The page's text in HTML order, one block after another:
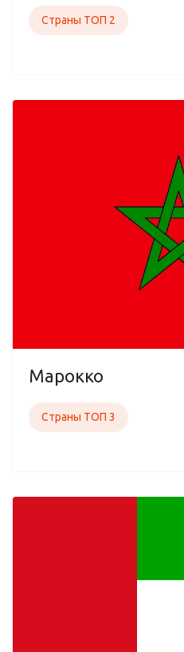
Страны ТОП 2
Марокко
Страны ТОП 3